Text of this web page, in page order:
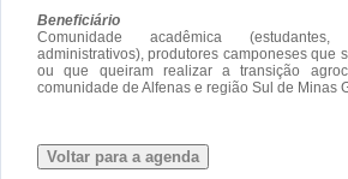
Beneficiário
Comunidade acadêmica (estudantes,
administrativos), produtores camponeses que
ou que queiram realizar a transição
comunidade de Alfenas e região Sul de Minas
Voltar para a agenda